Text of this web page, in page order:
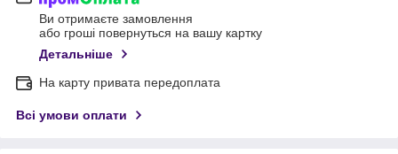
Ви отримаєте замовлення
або гроші повернуться на вашу картку
Детальніше
На карту привата передоплата
Всі умови оплати